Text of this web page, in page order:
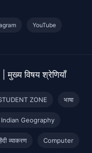
YouTube
विषय श्रेणियाँ
ZONE भाषा
Indian Geography
व्याकरण Computer